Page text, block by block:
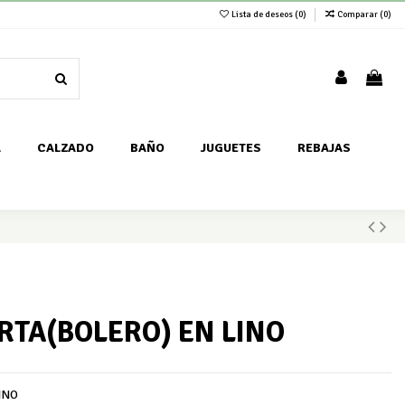
Lista de deseos (0) Comparar (0)
CALZADO BAÑO JUGUETES REBAJAS
EN LINO